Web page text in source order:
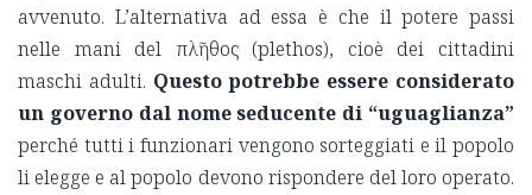
avvenuto. L’alternativa ad essa è che il potere passi
nelle mani del πλῆθος (plethos), cioè dei cittadini
maschi adulti. Questo potrebbe essere considerato
un governo dal nome seducente di “uguaglianza”
perché tutti i funzionari vengono sorteggiati e il popolo
li elegge e al popolo devono rispondere del loro operato.